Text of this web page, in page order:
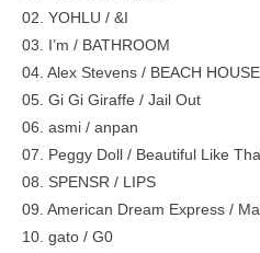
02. YOHLU / &I
03. I’m / BATHROOM
04. Alex Stevens / BEACH
05. Gi Gi Giraffe / Jail Out
06. asmi / anpan
07. Peggy Doll / Beautiful Like
08. SPENSR / LIPS
09. American Dream Express /
10. gato / G0